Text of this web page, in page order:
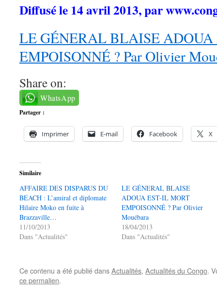
Diffusé le 14 avril 2013, par
LE GÉNERAL BLAISE ADOUA
EMPOISONNÉ ? Par Olivier
Share on:
WhatsApp
Partager :
Imprimer E-mail Facebook X
Similaire
AFFAIRE DES DISPARUS DU
BEACH : L’amiral et diplomate
Hilaire Moko en fuite à
Brazzaville…
11/10/2013
Dans "Actualités"
LE GÉNERAL BLAISE
ADOUA EST-IL MORT
EMPOISONNÉ ? Par Olivier
Mouébara
18/04/2013
Dans "Actualités"
Ce contenu a été publié dansActualités, Actualités du Congo.
ce permalien.